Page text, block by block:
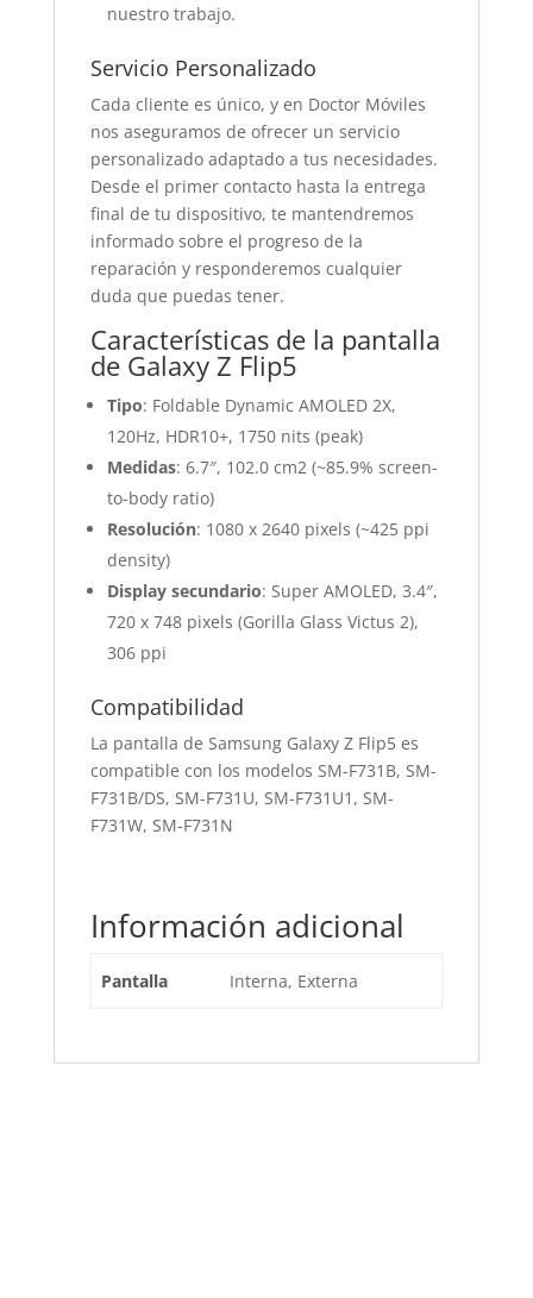
nuestro trabajo.
Servicio Personalizado
Cada cliente es único, y en Doctor Móviles
nos aseguramos de ofrecer un servicio
personalizado adaptado a tus necesidades.
Desde el primer contacto hasta la entrega
final de tu dispositivo, te mantendremos
informado sobre el progreso de la
reparación y responderemos cualquier
duda que puedas tener.
Características de la pantalla
de Galaxy Z Flip5
Tipo: Foldable Dynamic AMOLED 2X,
120Hz, HDR10+, 1750 nits (peak)
Medidas: 6.7″, 102.0 cm2 (~85.9% screen-
to-body ratio)
Resolución: 1080 x 2640 pixels (~425 ppi
density)
Display secundario: Super AMOLED, 3.4″,
720 x 748 pixels (Gorilla Glass Victus 2),
306 ppi
Compatibilidad
La pantalla de Samsung Galaxy Z Flip5 es
compatible con los modelos SM-F731B, SM-
F731B/DS, SM-F731U, SM-F731U1, SM-
F731W, SM-F731N
Información adicional
Pantalla Interna, Externa